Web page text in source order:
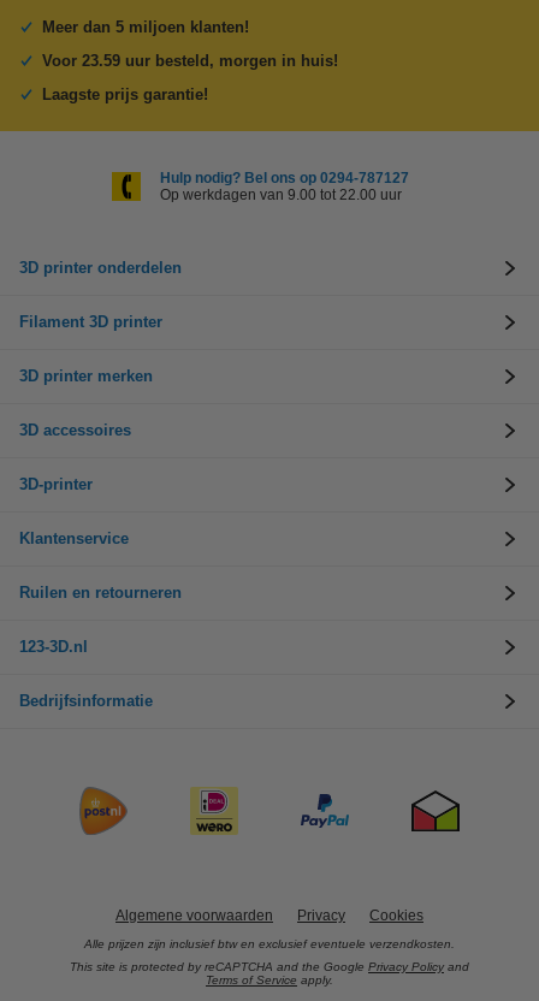
Meer dan 5 miljoen klanten!
Voor 23.59 uur besteld, morgen in huis!
Laagste prijs garantie!
Hulp nodig? Bel ons op 0294-787127
Op werkdagen van 9.00 tot 22.00 uur
3D printer onderdelen
Filament 3D printer
3D printer merken
3D accessoires
3D-printer
Klantenservice
Ruilen en retourneren
123-3D.nl
Bedrijfsinformatie
Algemene voorwaarden Privacy Cookies
Alle prijzen zijn inclusief btw en exclusief eventuele verzendkosten.
This site is protected by reCAPTCHA and the Google Privacy Policy and
Terms of Service apply.